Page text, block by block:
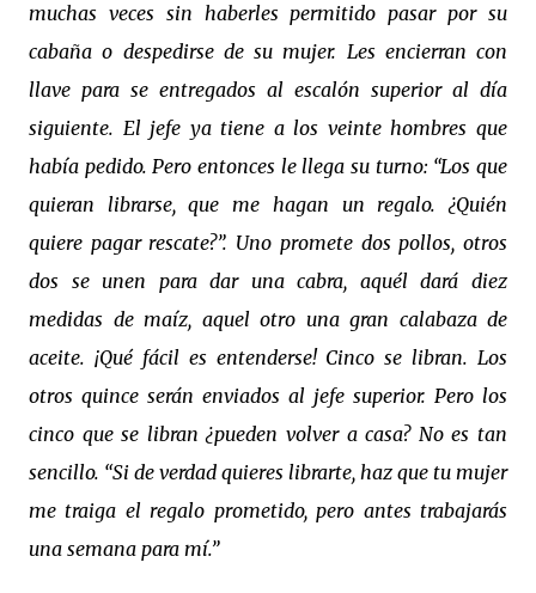
muchas veces sin haberles permitido pasar por su
cabaña o despedirse de su mujer. Les encierran con
llave para se entregados al escalón superior al día
siguiente. El jefe ya tiene a los veinte hombres que
había pedido. Pero entonces le llega su turno: “Los que
quieran librarse, que me hagan un regalo. ¿Quién
quiere pagar rescate?”. Uno promete dos pollos, otros
dos se unen para dar una cabra, aquél dará diez
medidas de maíz, aquel otro una gran calabaza de
aceite. ¡Qué fácil es entenderse! Cinco se libran. Los
otros quince serán enviados al jefe superior. Pero los
cinco que se libran ¿pueden volver a casa? No es tan
sencillo. “Si de verdad quieres librarte, haz que tu mujer
me traiga el regalo prometido, pero antes trabajarás
una semana para mí.”